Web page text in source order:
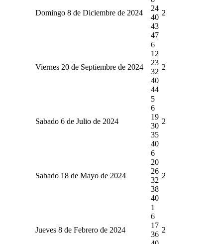
Domingo 8 de Diciembre de 2024
24
40
43
47
2
Viernes 20 de Septiembre de 2024
6
12
23
32
40
44
2
Sabado 6 de Julio de 2024
5
6
19
30
35
40
2
Sabado 18 de Mayo de 2024
6
20
26
32
38
40
2
Jueves 8 de Febrero de 2024
1
6
17
36
2